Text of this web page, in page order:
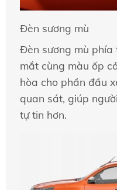
Đèn sương mù
Đèn sương mù phía
mắt cùng màu ốp
hòa cho phần đầu
quan sát, giúp
tự tin hơn.